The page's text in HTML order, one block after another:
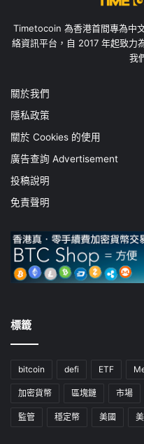
Timetocoin 為香港首間專為中
絡資訊平台，自 2017 年起致力
我
關於我們
隱私政策
關於 Cookies 的使用
廣告查詢 Advertisement
投稿說明
免責聲明
標籤
bitcoin defi ETF
加密貨幣 區塊鏈 市場
監管 穩定幣 美國